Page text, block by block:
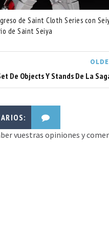
de Saint Cloth Series con
de Saint Seiya
De Objects Y Stands De La
vuestras opiniones y